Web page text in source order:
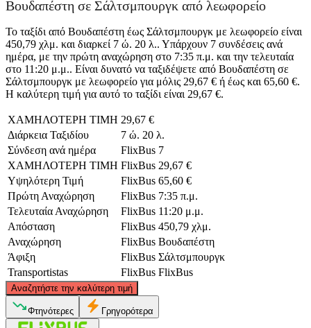
Βουδαπέστη σε Σάλτσμπουργκ από λεωφορείο
Το ταξίδι από Βουδαπέστη έως Σάλτσμπουργκ με λεωφορείο είναι
450,79 χλμ. και διαρκεί 7 ώ. 20 λ.. Υπάρχουν 7 συνδέσεις ανά
ημέρα, με την πρώτη αναχώρηση στο 7:35 π.μ. και την τελευταία
στο 11:20 μ.μ.. Είναι δυνατό να ταξιδέψετε από Βουδαπέστη σε
Σάλτσμπουργκ με λεωφορείο για μόλις 29,67 € ή έως και 65,60 €.
Η καλύτερη τιμή για αυτό το ταξίδι είναι 29,67 €.
ΧΑΜΗΛΟΤΕΡΗ ΤΙΜΗ 29,67 €
Διάρκεια Ταξιδίου
7 ώ. 20 λ.
Σύνδεση ανά ημέρα
FlixBus 7
ΧΑΜΗΛΟΤΕΡΗ ΤΙΜΗ FlixBus 29,67 €
Υψηλότερη Τιμή
FlixBus 65,60 €
Πρώτη Αναχώρηση
FlixBus 7:35 π.μ.
Τελευταία Αναχώρηση
FlixBus 11:20 μ.μ.
Απόσταση
FlixBus 450,79 χλμ.
Αναχώρηση
FlixBus Βουδαπέστη
Άφιξη
FlixBus Σάλτσμπουργκ
Transportistas
FlixBus FlixBus
Αναζητήστε την καλύτερη τιμή
©CARTO, ©
Φτηνότερες Γρηγορότερα